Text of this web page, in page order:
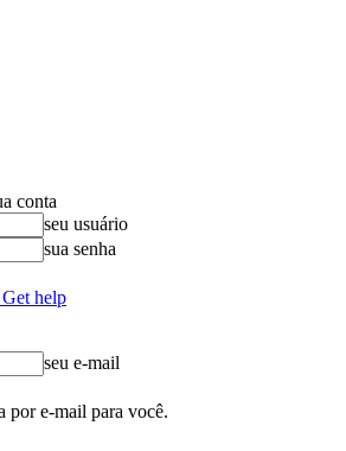
conta
seu usuário
sua senha
help
seu e-mail
por e-mail para você.